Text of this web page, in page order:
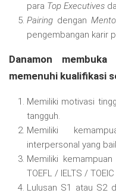
para Top Executives
Pairing dengan
pengembangan karir
Danamon
memenuhi kualifikasi
Memiliki motivasi
tangguh.
Memiliki
interpersonal yang
Memiliki
TOEFL / IELTS /
Lulusan S1 atau S2